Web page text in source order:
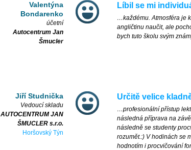
Valentýna
Bondarenko
účetní
Autocentrum Jan
Šmucler
Líbil se mi
…každému. Atmosféra je
angličtinu naučit, ale
bych tuto školu svým
Jiří Studnička
Vedoucí skladu
AUTOCENTRUM JAN
ŠMUCLER s.r.o.
Horšovský Týn
Určitě velice
…profesionální přístup
následná příprava na
následně se studenty
rozumět.:) V hodinách se
hodnotím i procvičování